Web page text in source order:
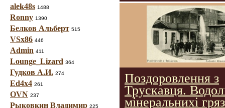
alek48s 1488
Ronny 1390
Белков Альберт 515
VSx86 446
Admin 411
Lounge_Lizard 364
Гудков А.И. 274
Ed4x4 261
OVN 237
Рыковкин Владимир 225
Поздоровлення з
Трускавця.
мінеральнихі